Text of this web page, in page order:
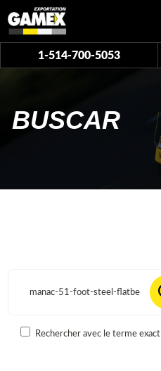
1-514-700-5053
BUSCAR
Rechercher avec le terme exact